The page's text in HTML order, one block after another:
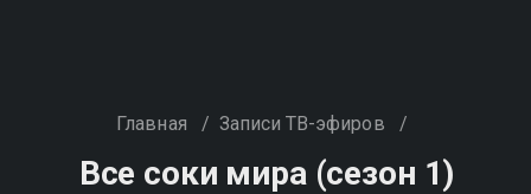
Главная / Записи ТВ-эфиров /
Все соки мира (сезон 1)